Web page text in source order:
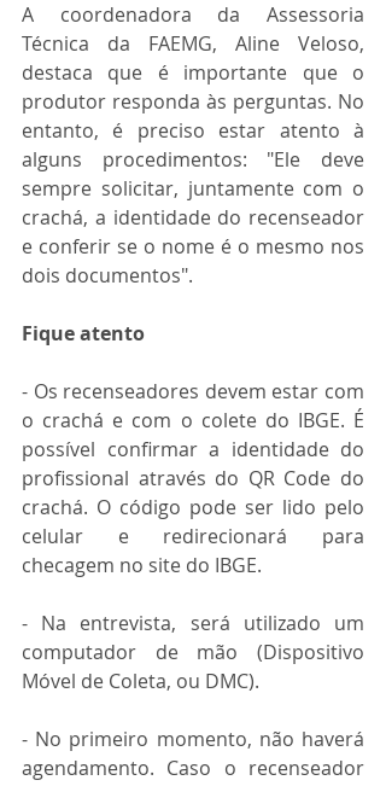
A coordenadora da Assessoria
Técnica da FAEMG, Aline Veloso,
destaca que é importante que o
produtor responda às perguntas. No
entanto, é preciso estar atento à
alguns procedimentos: "Ele deve
sempre solicitar, juntamente com o
crachá, a identidade do recenseador
e conferir se o nome é o mesmo nos
dois documentos".
Fique atento
- Os recenseadores devem estar com
o crachá e com o colete do IBGE. É
possível confirmar a identidade do
profissional através do QR Code do
crachá. O código pode ser lido pelo
celular e redirecionará para
checagem no site do IBGE.
- Na entrevista, será utilizado um
computador de mão (Dispositivo
Móvel de Coleta, ou DMC).
- No primeiro momento, não haverá
agendamento. Caso o recenseador